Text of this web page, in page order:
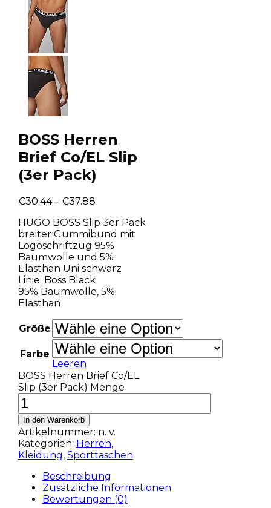
BOSS Herren
Brief Co/EL Slip
(3er Pack)
€30.44– €37.88
HUGO BOSS Slip 3er Pack
breiter Gummibund mit
Logoschriftzug 95%
Baumwolle und 5%
Elasthan Uni schwarz
Linie: Boss Black
95% Baumwolle, 5%
Elasthan
Größe
Farbe
Leeren
BOSS Herren Brief Co/EL
Slip (3er Pack) Menge
In den Warenkorb
Artikelnummer: n. v.
Kategorien: Herren,
Kleidung, Sporttaschen
Beschreibung
Zusätzliche Informationen
Bewertungen (0)